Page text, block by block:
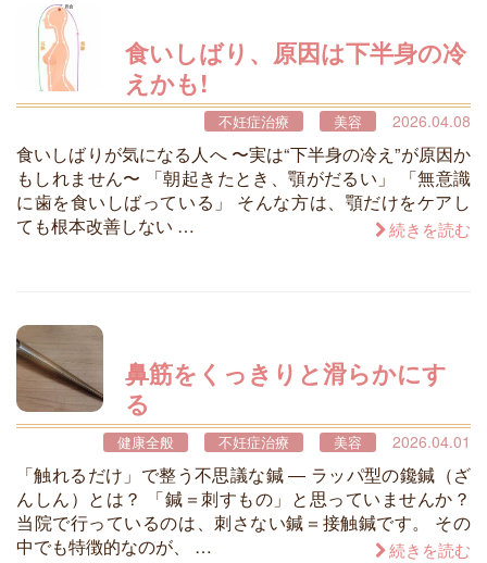
食いしばり、原因は下半身の冷
えかも!
不妊症治療 美容 2026.04.08
食いしばりが気になる人へ 〜実は“下半身の冷え”が原因か
もしれません〜 「朝起きたとき、顎がだるい」 「無意識
に歯を食いしばっている」 そんな方は、顎だけをケアし
ても根本改善しない …
続きを読む
鼻筋をくっきりと滑らかにす
る
健康全般 不妊症治療 美容 2026.04.01
「触れるだけ」で整う不思議な鍼 ― ラッパ型の鑱鍼（ざ
んしん）とは？ 「鍼＝刺すもの」と思っていませんか？
当院で行っているのは、刺さない鍼＝接触鍼です。 その
中でも特徴的なのが、 …
続きを読む